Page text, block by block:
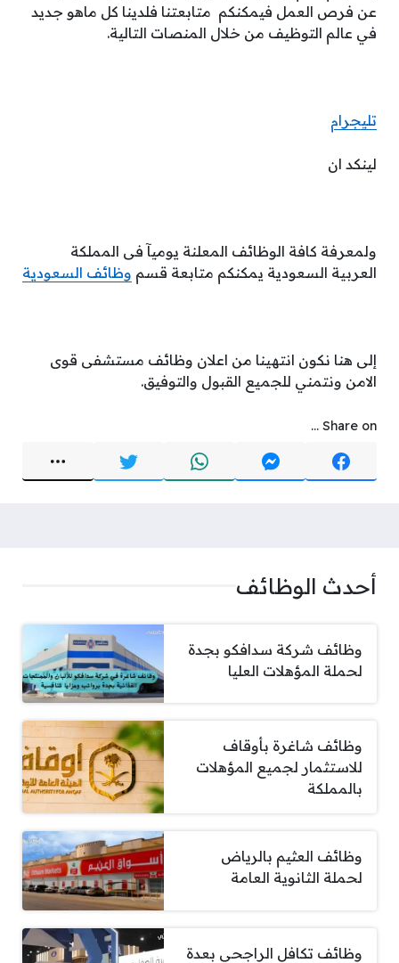
عن فرص العمل فيمكنكم متابعتنا فلدينا كل ماهو جديد
في عالم التوظيف من خلال المنصات التالية.
تليجرام
لينكد ان
ولمعرفة كافة الوظائف المعلنة يوميآ فى المملكة
العربية السعودية يمكنكم متابعة قسم وظائف السعودية
إلى هنا نكون انتهينا من اعلان وظائف مستشفى قوى
الامن ونتمني للجميع القبول والتوفيق.
Share on ...
أحدث الوظائف
وظائف شركة سدافكو بجدة
لحملة المؤهلات العليا
وظائف شاغرة بأوقاف
للاستثمار لجميع المؤهلات
بالمملكة
وظائف العثيم بالرياض
لحملة الثانوية العامة
وظائف تكافل الراجحي بعدة